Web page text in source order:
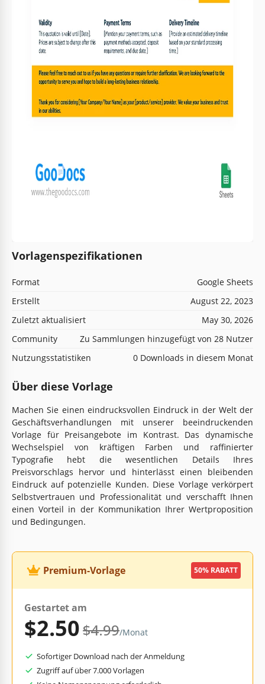
Vorlagenspezifikationen
Format
Google Sheets
Erstellt
August 22, 2023
Zuletzt aktualisiert
May 30, 2026
Community
Zu Sammlungen hinzugefügt von 28 Nutzer
Nutzungsstatistiken
0 Downloads in diesem Monat
Über diese Vorlage
Machen Sie einen eindrucksvollen Eindruck in der Welt der
Geschäftsverhandlungen mit unserer beeindruckenden
Vorlage für Preisangebote im Kontrast. Das dynamische
Wechselspiel von kräftigen Farben und raffinierter
Typografie hebt die wesentlichen Details Ihres
Preisvorschlags hervor und hinterlässt einen bleibenden
Eindruck auf potenzielle Kunden. Diese Vorlage verkörpert
Selbstvertrauen und Professionalität und verschafft Ihnen
einen Vorteil in der Kommunikation Ihrer Wertproposition
und Bedingungen.
Premium-Vorlage 50% RABATT
Gestartet am
$2.50$4.99/Monat
Sofortiger Download nach der Anmeldung
Zugriff auf über 7.000 Vorlagen